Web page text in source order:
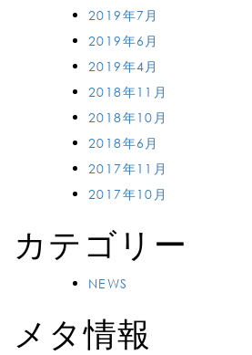
2019年7月
2019年6月
2019年4月
2018年11月
2018年10月
2018年6月
2017年11月
2017年10月
カテゴリー
NEWS
メタ情報